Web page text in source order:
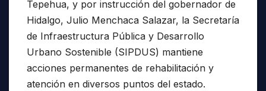
Tepehua, y por instrucción del gobernador de
Hidalgo, Julio Menchaca Salazar, la Secretaría
de Infraestructura Pública y Desarrollo
Urbano Sostenible (SIPDUS) mantiene
acciones permanentes de rehabilitación y
atención en diversos puntos del estado.